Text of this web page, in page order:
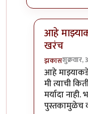
आहे
खरंच
झकास
In reply to
आहे
मी त्याची
मर्यादा